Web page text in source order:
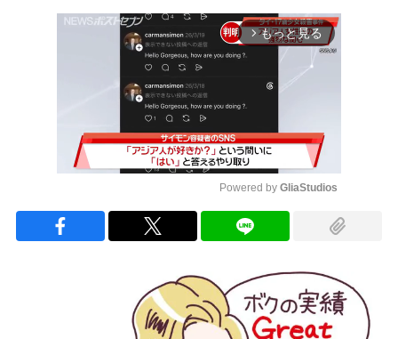
arrow_forward_ios もっと見る
Powered by GliaStudios